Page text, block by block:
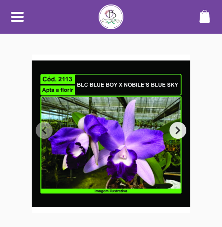
ornamentais, unindo
conhecimento, cuidado e
dedicação para oferecer uma
experiência diferenciada a quem
aprecia o mundo das plantas.
Trabalhamos com cultivo
próprio e seleção de espécies de
alta qualidade, sempre
priorizando plantas saudáveis,
bem desenvolvidas e com
informações claras no catálogo.
Nosso objetivo é tornar a compra
simples, segura e transparente —
desde a escolha até o
Além do catálogo online,
Bauru, onde plantas são